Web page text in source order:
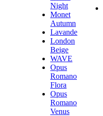
Night
Monet
Autumn
Lavande
London
Beige
WAVE
Opus
Romano
Flora
Opus
Romano
Venus